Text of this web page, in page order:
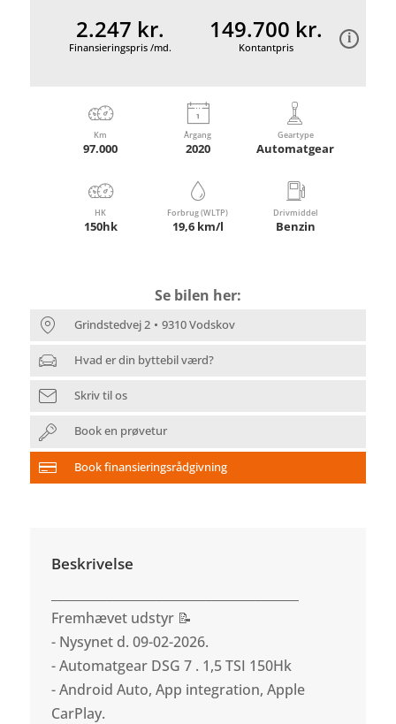
2.247 kr.
Finansieringspris /md.
149.700 kr.
Kontantpris
Km
97.000
Årgang
2020
Geartype
Automatgear
HK
150hk
Forbrug (WLTP)
19,6 km/l
Drivmiddel
Benzin
Se bilen her:
Grindstedvej 2 9310 Vodskov
Hvad er din byttebil værd?
Skriv til os
Book en prøvetur
Book finansieringsrådgivning
Beskrivelse
Fremhævet udstyr 📝
- Nysynet d. 09-02-2026.
- Automatgear DSG 7 . 1,5 TSI 150Hk
- Android Auto, App integration, Apple
CarPlay.